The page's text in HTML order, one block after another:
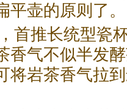
壶的原则了。
首推长统型瓷
香气不似半发
将岩茶香气拉